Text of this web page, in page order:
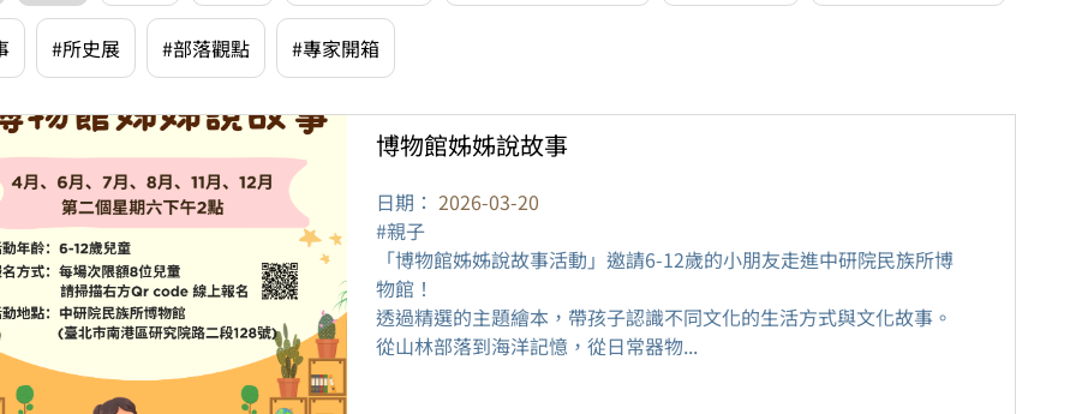
#所史展 #部落觀點 #專家開箱
博物館姊姊說故事
日期： 2026-03-20
#親子
「博物館姊姊說故事活動」邀請6-12歲的小朋友走進中研院民族所博
物館！
透過精選的主題繪本，帶孩子認識不同文化的生活方式與文化故事。
從山林部落到海洋記憶，從日常器物...